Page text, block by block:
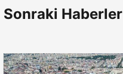
Sonraki Haberler